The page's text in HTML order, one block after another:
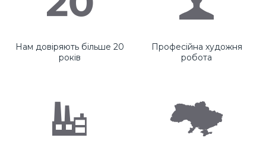
Нам довіряють більше 20
років
Професійна художня
робота